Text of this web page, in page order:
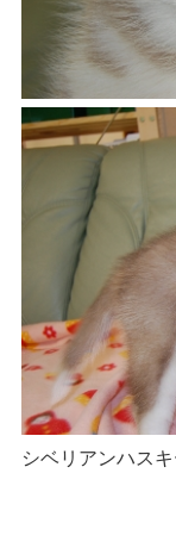
シベリアンハス